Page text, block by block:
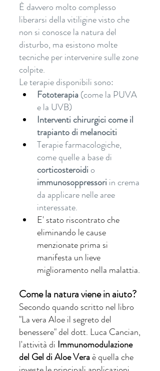
È davvero molto complesso
liberarsi della vitiligine visto che
non si conosce la natura del
disturbo, ma esistono molte
tecniche per intervenire sulle zone
colpite.
Le terapie disponibili sono:
Fototerapia (come la PUVA
e la UVB)
Interventi chirurgici come il
trapianto di melanociti
Terapie farmacologiche,
come quelle a base di
corticosteroidi o
immunosoppressori in crema
da applicare nelle aree
interessate.
E' stato riscontrato che
eliminando le cause
menzionate prima si
manifesta un lieve
miglioramento nella malattia.
Come la natura viene in aiuto?
Secondo quando scritto nel libro
"La vera Aloe il segreto del
benessere" del dott. Luca Cancian,
l'attività di Immunomodulazione
del Gel di Aloe Vera è quella che